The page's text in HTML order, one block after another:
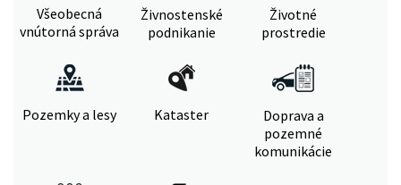
Všeobecná
vnútorná správa
Živnostenské
podnikanie
Životné
prostredie
Pozemky a lesy Kataster
Doprava a
pozemné
komunikácie